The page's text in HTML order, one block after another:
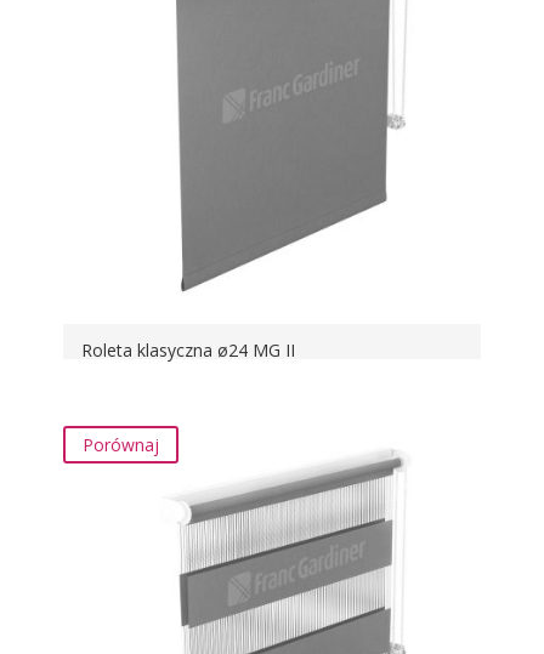
Roleta klasyczna ø24 MG II
Porównaj